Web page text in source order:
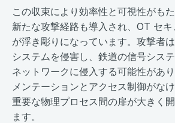
この収束により効率性と可視性がもた
新たな攻撃経路も導入され、OT セ
が浮き彫りになっています。攻撃者
システムを侵害し、鉄道の信号シス
ネットワークに侵入する可能性があ
メンテーションとアクセス制御がな
重要な物理プロセス間の扉が大きく
ます。